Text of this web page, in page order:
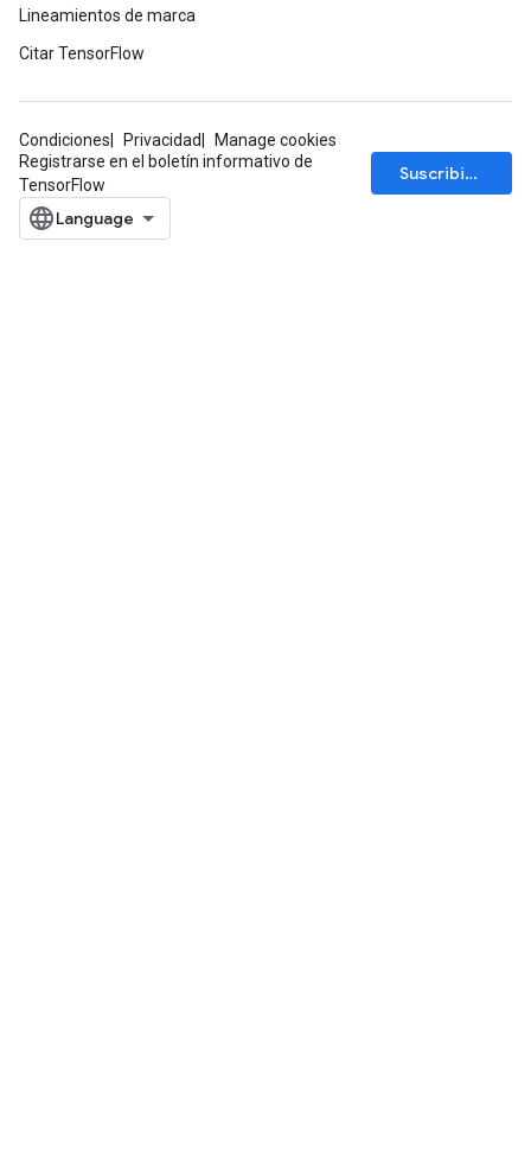
Lineamientos de marca
Citar TensorFlow
Condiciones Privacidad
Manage cookies
Registrarse en el boletín informativo de
TensorFlow
Suscribirse